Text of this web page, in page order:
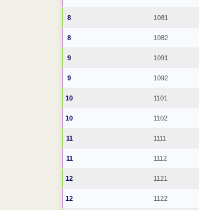
8 1081
8 1082
9 1091
9 1092
10 1101
10 1102
11 1111
11 1112
12 1121
12 1122